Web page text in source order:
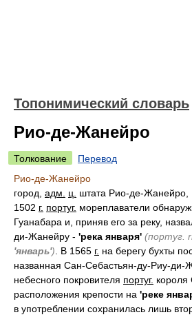
Топонимический словарь
Рио-де-Жанейро
Толкование
Перевод
Рио-де-Жанейро
город, адм. ц.
штата Рио-де-Жанейро,
1502 г. португ. мореплаватели
Гуанабара и, приняв его за реку,
ди-Жанейру - 'река января' (португ.
'январь') . В 1565 г. на берегу бухты
названная Сан-Себастьян-ду-Риу-ди-
небесного покровителя португ. короля
расположения крепости на 'реке
в употреблении сохранилась лишь